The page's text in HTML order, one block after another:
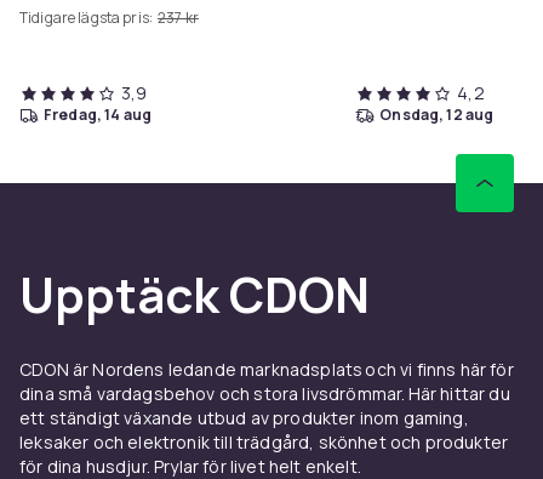
Tidigare lägsta pris: 237 kr
3,9
fredag, 14 aug
4,2
onsdag, 12 aug
Upptäck CDON
CDON är Nordens ledande marknadsplats och vi finns här för
dina små vardagsbehov och stora livsdrömmar. Här hittar du
ett ständigt växande utbud av produkter inom gaming,
leksaker och elektronik till trädgård, skönhet och produkter
för dina husdjur. Prylar för livet helt enkelt.